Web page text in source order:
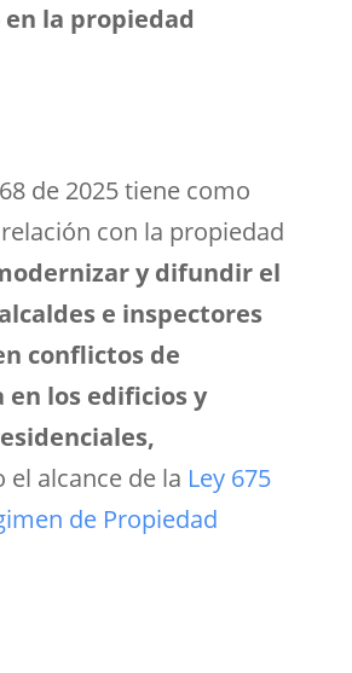
en la propiedad
de 2025 tiene como
con la propiedad
y difundir el
e inspectores
conflictos de
en los edificios y
alcance de la Ley 675
de Propiedad